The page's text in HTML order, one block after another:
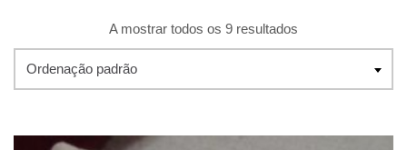
A mostrar todos os 9 resultados
Ordenação padrão